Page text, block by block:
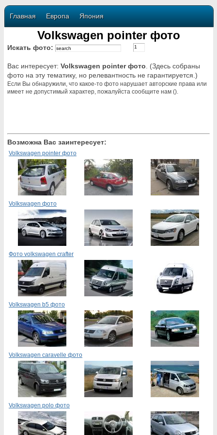
Главная Европа Япония
Volkswagen pointer фото
Искать фото:
Вас интересует: Volkswagen pointer фото . (Здесь собраны
фото на эту тематику, но релевантность не гарантируется.)
Если Вы обнаружили, что какое-то фото нарушает авторские права или
имеет не допустимый характер, пожалуйста сообщите нам ().
Возможна Вас заинтересует:
Volkswagen pointer фото
Volkswagen фото
Фото volkswagen crafter
Volkswagen b5 фото
Volkswagen caravelle фото
Volkswagen polo фото